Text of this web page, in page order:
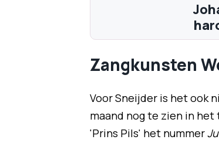
Zangkunsten
Voor Sneijder is het ook
maand nog te zien in het
'Prins Pils' het nummer